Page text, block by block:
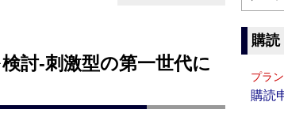
討‐刺激型の第一世代に
購読
プラ
購読